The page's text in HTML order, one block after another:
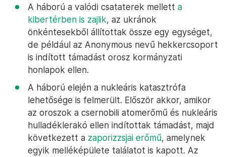
A háború a valódi csataterek mellett a
kibertérben is zajlik, az ukránok
önkéntesekből állítottak össze egy egységet,
de például az Anonymous nevű hekkercsoport
is indított támadást orosz kormányzati
honlapok ellen.
A háború elején a nukleáris katasztrófa
lehetősége is felmerült. Először akkor, amikor
az oroszok a csernobili atomerőmű és nukleáris
hulladéklerakó ellen indítottak támadást, majd
következett a zaporizzsjai erőmű, amelynek
egyik melléképülete találatot is kapott. Az